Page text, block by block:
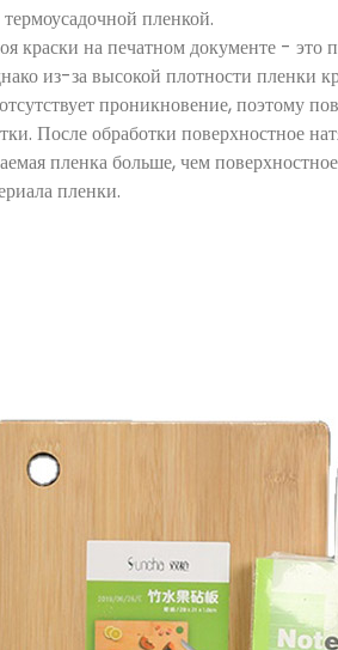
термоусадочной пленкой.
краски на печатном документе - это
из-за высокой плотности пленки
проникновение, поэтому
После обработки поверхностное
пленка больше, чем
пленки.